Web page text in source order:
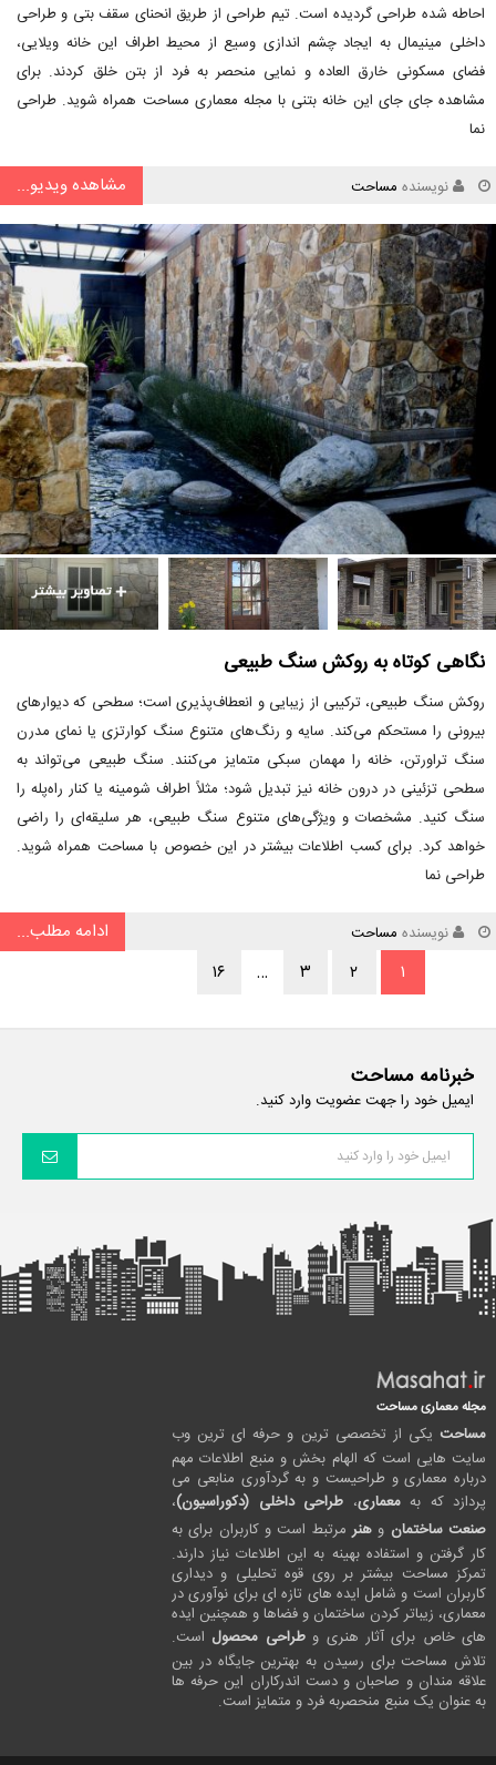
احاطه شده طراحی گردیده است. تیم طراحی از طریق انحنای سقف بتی و طراحی
داخلی مینیمال به ایجاد چشم اندازی وسیع از محیط اطراف این خانه ویلایی،
فضای مسکونی خارق العاده و نمایی منحصر به فرد از بتن خلق کردند. برای
مشاهده جای جای این خانه بتنی با مجله معماری مساحت همراه شوید. طراحی
نما
نویسنده مساحت مشاهده ویدیو...
نگاهی کوتاه به روکش سنگ طبیعی
روکش سنگ طبیعی، ترکیبی از زیبایی و انعطاف‌پذیری است؛ سطحی که دیوارهای
بیرونی را مستحکم می‌کند. سایه و رنگ‌های متنوع سنگ کوارتزی یا نمای مدرن
سنگ تراورتن، خانه را مهمان سبکی متمایز می‌کنند. سنگ طبیعی می‌تواند به
سطحی تزئینی در درون خانه نیز تبدیل شود؛ مثلاً اطراف شومینه یا کنار راه‌پله را
سنگ کنید. مشخصات و ویژگی‌های متنوع سنگ طبیعی، هر سلیقه‌ای را راضی
خواهد کرد. برای کسب اطلاعات بیشتر در این خصوص با مساحت همراه شوید.
طراحی نما
نویسنده مساحت
ادامه مطلب...
۱
۲ ۳ … ۱۶
خبرنامه مساحت
ایمیل خود را جهت عضویت وارد کنید.
مجله معماری مساحت
مساحت یکی از تخصصی ترین و حرفه ای ترین وب
سایت هایی است که الهام بخش و منبع اطلاعات مهم
درباره معماری و طراحیست و به گردآوری منابعی می
پردازد که بهمعماری، طراحی داخلی (دکوراسیون)،
صنعت ساختمان و هنرمرتبط است و کاربران برای به
کار گرفتن و استفاده بهینه به این اطلاعات نیاز دارند.
تمرکز مساحت بیشتر بر روی قوه تحلیلی و دیداری
کاربران است و شامل ایده های تازه ای برای نوآوری در
معماری، زیباتر کردن ساختمان و فضاها و همچنین ایده
های خاص برای آثار هنری وطراحی محصول است.
تلاش مساحت برای رسیدن به بهترین جایگاه در بین
علاقه مندان و صاحبان و دست اندرکاران این حرفه ها
به عنوان یک منبع منحصربه فرد و متمایز است.